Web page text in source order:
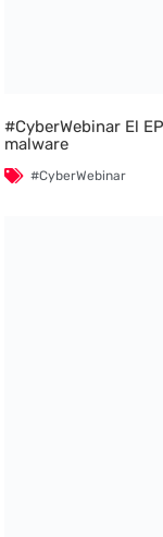
#CyberWebinar El
malware
#CyberWebinar